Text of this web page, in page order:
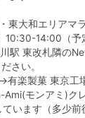
東大和エリアマ
10:30-14:00（予
川駅 東改札隣の
さい。
→有楽製菓 東京
モンアミ)ク
います（多少前